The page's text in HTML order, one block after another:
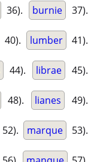
36). burnie 37).
40). lumber 41).
44). librae 45).
48). lianes 49).
52). marque 53).